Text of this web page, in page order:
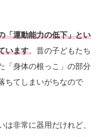
「運動能力の低下」とい
います。昔の子どもたち
「身体の根っこ」の部分
ちてしまいがちなので
非常に器用だけれど、